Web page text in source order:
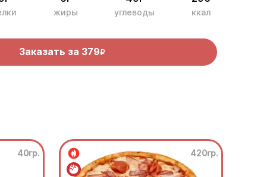
жиры углеводы ккал
Заказать за 379R
40гр. 420гр.